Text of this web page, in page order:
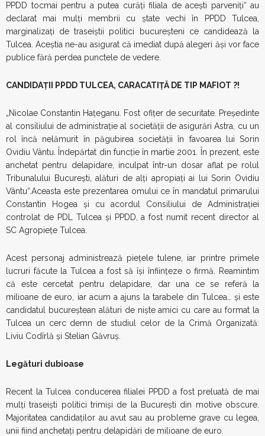
PPDD tocmai pentru a putea curăți filiala de acești parveniți“ au
declarat mai mulți membrii cu ștate vechi în PPDD Tulcea,
marginalizați de traseiștii politici bucureșteni ce candidează la
Tulcea. Aceștia ne-au asigurat că imediat după alegeri ăși vor face
publice fără perdea punctele de vedere.
CANDIDAȚII PPDD TULCEA, CARACATIȚĂ DE TIP MAFIOT ?!
„Nicolae Constantin Haţeganu. Fost ofiţer de securitate. Preşedinte
al consiliului de administraţie al societăţii de asigurări Astra, cu un
rol încă nelămurit în păgubirea societăţii în favoarea lui Sorin
Ovidiu Vântu. Îndepărtat din funcţie în martie 2001. În prezent, este
anchetat pentru delapidare, inculpat într-un dosar aflat pe rolul
Tribunalului București, alături de alți apropiați ai lui Sorin Ovidiu
Vântu“.Aceasta este prezentarea omului ce în mandatul primarului
Constantin Hogea și cu acordul Consiliului de Administrației
controlat de PDL Tulcea și PPDD, a fost numit recent director al
SC Agropiețe Tulcea.
Acest personaj administrează piețele tulene, iar printre primele
lucruri făcute la Tulcea a fost să își înființeze o firmă. Reamintim
că este cercetat pentru delapidare, dar una ce se referă la
milioane de euro, iar acum a ajuns la tarabele din Tulcea… și este
candidatul bucureștean alături de niște amici cu care au format la
Tulcea un cerc demn de studiul celor de la Crimă Organizată:
Liviu Codîrlă și Stelian Găvruș.
Legături dubioase
Recent la Tulcea conducerea filialei PPDD a fost preluată de mai
mulți traseiști politici trimiși de la București din motive obscure.
Majoritatea candidaților au avut sau au probleme grave cu legea,
unii fiind anchetați pentru delapidări de milioane de euro.